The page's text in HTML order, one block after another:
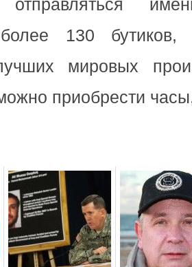
отправляться
130 бутиков,
мировых
приобрести